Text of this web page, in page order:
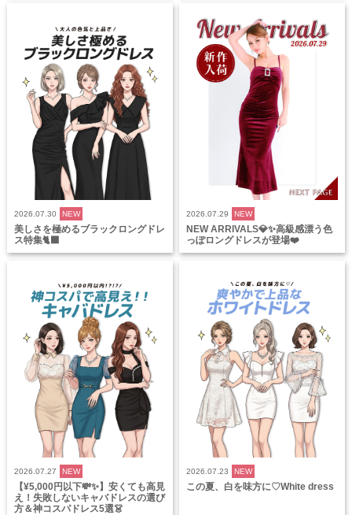
2026.07.30 NEW
美しさを極めるブラックロングドレ
ス特集🐈‍⬛
2026.07.29 NEW
NEW ARRIVALS💎✨高級感漂う色
っぽロングドレスが登場❤️
2026.07.27 NEW
【¥5,000円以下💸✨】安くても高見
え！失敗しないキャバドレスの選び
方＆神コスパドレス5選👗
2026.07.23 NEW
この夏、白を味方に♡White dress